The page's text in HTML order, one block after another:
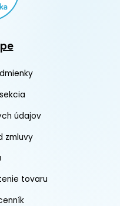
údajov
zmluvy
tovaru